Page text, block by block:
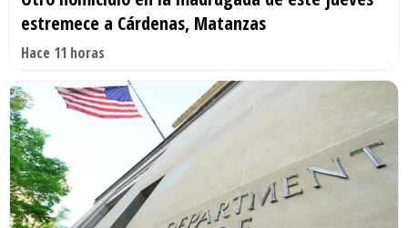
estremece a Cárdenas, Matanzas
Hace 11 horas